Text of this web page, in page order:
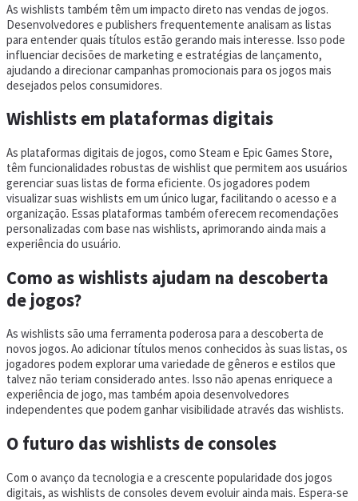
As wishlists também têm um impacto direto nas vendas de jogos.
Desenvolvedores e publishers frequentemente analisam as listas
para entender quais títulos estão gerando mais interesse. Isso pode
influenciar decisões de marketing e estratégias de lançamento,
ajudando a direcionar campanhas promocionais para os jogos mais
desejados pelos consumidores.
Wishlists em plataformas digitais
As plataformas digitais de jogos, como Steam e Epic Games Store,
têm funcionalidades robustas de wishlist que permitem aos usuários
gerenciar suas listas de forma eficiente. Os jogadores podem
visualizar suas wishlists em um único lugar, facilitando o acesso e a
organização. Essas plataformas também oferecem recomendações
personalizadas com base nas wishlists, aprimorando ainda mais a
experiência do usuário.
Como as wishlists ajudam na descoberta
de jogos?
As wishlists são uma ferramenta poderosa para a descoberta de
novos jogos. Ao adicionar títulos menos conhecidos às suas listas, os
jogadores podem explorar uma variedade de gêneros e estilos que
talvez não teriam considerado antes. Isso não apenas enriquece a
experiência de jogo, mas também apoia desenvolvedores
independentes que podem ganhar visibilidade através das wishlists.
O futuro das wishlists de consoles
Com o avanço da tecnologia e a crescente popularidade dos jogos
digitais, as wishlists de consoles devem evoluir ainda mais. Espera-se